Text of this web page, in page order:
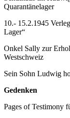
Quarantänelager
10.- 15.2.1945
Lager“
Onkel Sally zur
Westschweiz
Sein Sohn Ludwig
Gedenken
Pages of Testimony